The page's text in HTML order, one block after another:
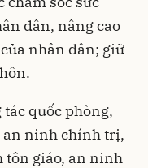
dân, nâng cao
nhân dân; giữ
quốc phòng,
an ninh chính trị,
tôn giáo, an ninh